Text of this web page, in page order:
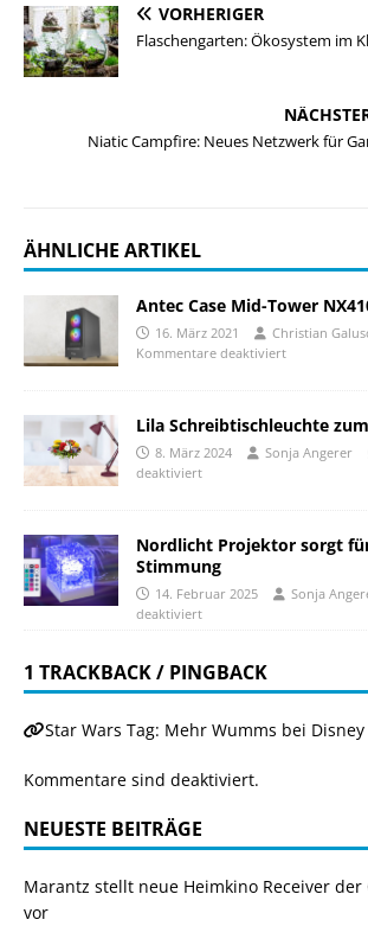
VORHERIGER
Flaschengarten: Ökosystem im
Niatic Campfire: Neues Netzwerk für
ÄHNLICHE ARTIKEL
Antec Case Mid-Tower
16. März 2021
Christian
Kommentare deaktiviert
Lila Schreibtischleuchte
8. März 2024 Sonja Angerer
deaktiviert
Nordlicht Projektor sorgt
Stimmung
14. Februar 2025 Sonja
deaktiviert
1 TRACKBACK / PINGBACK
Star Wars Tag: Mehr Wumms bei
Kommentare sind deaktiviert.
NEUESTE BEITRÄGE
Marantz stellt neue Heimkino Receiver der
vor